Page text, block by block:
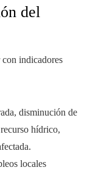
del
indicadores
disminución de
hídrico,
locales